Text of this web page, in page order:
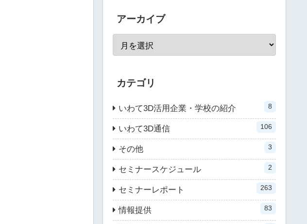
アーカイブ
カテゴリ
いわて3D活用企業・学校の紹介 8
いわて3D通信 106
その他 3
セミナースケジュール 2
セミナーレポート 263
情報提供 83